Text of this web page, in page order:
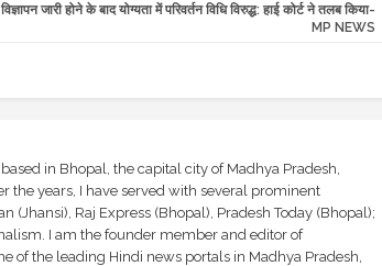
विज्ञापन जारी होने के बाद योग्यता में परिवर्तन विधि विरुद्ध: हाई कोर्ट ने तलब किया-
MP NEWS
in Bhopal, the capital city of Madhya Pradesh,
the years, I have served with several prominent
Raj Express (Bhopal), Pradesh Today (Bhopal);
I am the founder member and editor of
of the leading Hindi news portals in Madhya Pradesh,